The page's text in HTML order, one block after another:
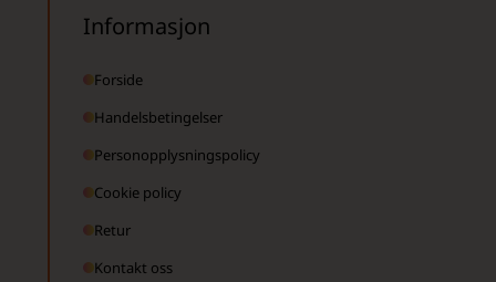
Informasjon
Forside
Handelsbetingelser
Personopplysningspolicy
Cookie policy
Retur
Kontakt oss